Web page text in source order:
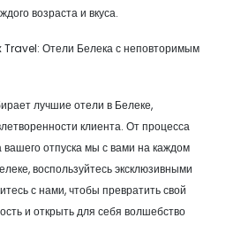
возраста и вкуса.
Travel: Отели Белека с неповторимым
лучшие отели в Белеке,
клиента. От процесса
отпуска мы с вами на каждом
воспользуйтесь эксклюзивными
с нами, чтобы превратить свой
и открыть для себя волшебство